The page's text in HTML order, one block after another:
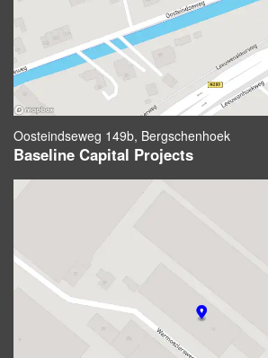
Oosteindseweg 149b, Bergschenhoek
Baseline Capital Projects